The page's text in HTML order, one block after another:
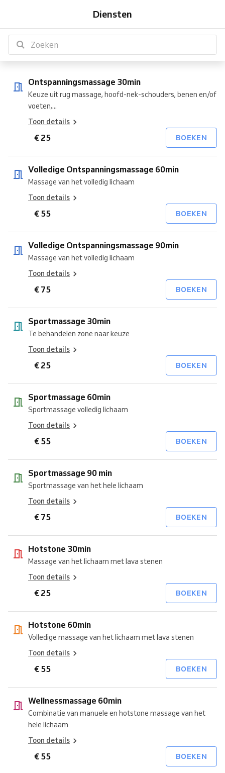
Diensten
Ontspanningsmassage 30min
Keuze uit rug massage, hoofd-nek-schouders, benen en/of
voeten,...
Toon details
€ 25 BOEKEN
Ontspanningsmassage
Volledige Ontspanningsmassage 60min
Massage van het volledig lichaam
Toon details
€ 55 BOEKEN
Ontspanningsmassage
Volledige Ontspanningsmassage 90min
Massage van het volledig lichaam
Toon details
€ 75 BOEKEN
Sportmassage 30min
Te behandelen zone naar keuze
Toon details
€ 25 BOEKEN
Sportmassage 60min
Sportmassage volledig lichaam
Toon details
€ 55 BOEKEN
Sportmassage 90 min
Sportmassage van het hele lichaam
Toon details
€ 75 BOEKEN
Hotstone 30min
Massage van het lichaam met lava stenen
Toon details
€ 25 BOEKEN
Hotstone 60min
Volledige massage van het lichaam met lava stenen
Toon details
€ 55 BOEKEN
Wellnessmassage 60min
Combinatie van manuele en hotstone massage van het
hele lichaam
Toon details
€ 55 BOEKEN
schoudermassage
30min
12min
20min
60min
90min